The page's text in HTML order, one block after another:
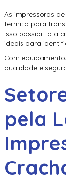
As impressoras
térmica para
Isso possibilita a
ideais para
Com
qualidade e
pela